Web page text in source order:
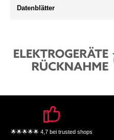
Datenblätter
🌟🌟🌟🌟🌟 4,7 bei trusted shops